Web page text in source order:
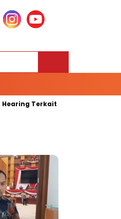
Terkait Kelangkaan